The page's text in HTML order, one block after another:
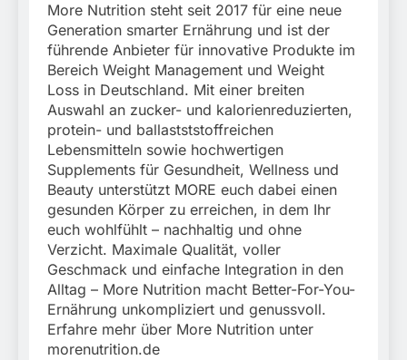
More Nutrition steht seit 2017 für eine neue
Generation smarter Ernährung und ist der
führende Anbieter für innovative Produkte im
Bereich Weight Management und Weight
Loss in Deutschland. Mit einer breiten
Auswahl an zucker- und kalorienreduzierten,
protein- und ballastststoffreichen
Lebensmitteln sowie hochwertigen
Supplements für Gesundheit, Wellness und
Beauty unterstützt MORE euch dabei einen
gesunden Körper zu erreichen, in dem Ihr
euch wohlfühlt – nachhaltig und ohne
Verzicht. Maximale Qualität, voller
Geschmack und einfache Integration in den
Alltag – More Nutrition macht Better-For-You-
Ernährung unkompliziert und genussvoll.
Erfahre mehr über More Nutrition unter
morenutrition.de